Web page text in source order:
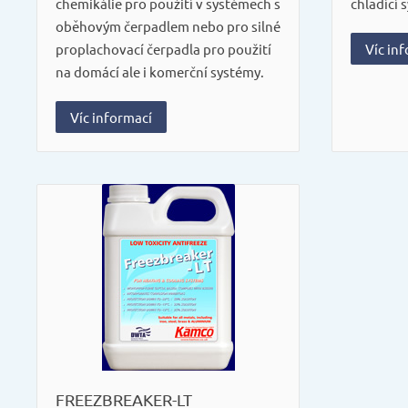
oběhovým čerpadlem nebo pro silné
proplachovací čerpadla pro použití
na domácí ale i komerční systémy.
Víc informací
Víc
FREEZBREAKER-LT